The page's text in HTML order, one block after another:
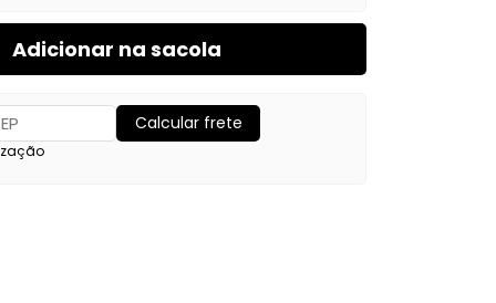
Adicionar na sacola
Calcular frete